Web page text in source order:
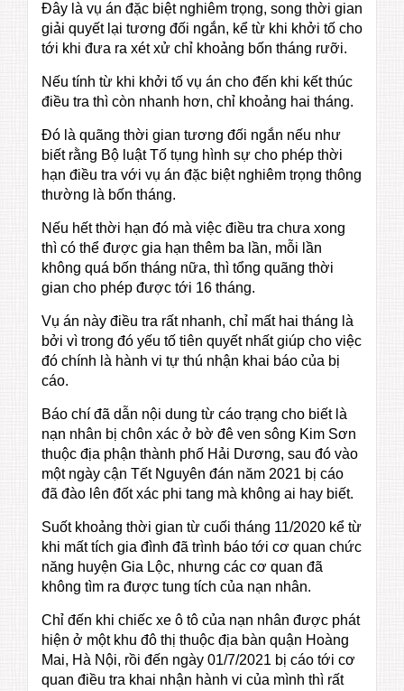
Đây là vụ án đặc biệt nghiêm trọng, song thời gian
giải quyết lại tương đối ngắn, kể từ khi khởi tố cho
tới khi đưa ra xét xử chỉ khoảng bốn tháng rưỡi.
Nếu tính từ khi khởi tố vụ án cho đến khi kết thúc
điều tra thì còn nhanh hơn, chỉ khoảng hai tháng.
Đó là quãng thời gian tương đối ngắn nếu như
biết rằng Bộ luật Tố tụng hình sự cho phép thời
hạn điều tra với vụ án đặc biệt nghiêm trọng thông
thường là bốn tháng.
Nếu hết thời hạn đó mà việc điều tra chưa xong
thì có thể được gia hạn thêm ba lần, mỗi lần
không quá bốn tháng nữa, thì tổng quãng thời
gian cho phép được tới 16 tháng.
Vụ án này điều tra rất nhanh, chỉ mất hai tháng là
bởi vì trong đó yếu tố tiên quyết nhất giúp cho việc
đó chính là hành vi tự thú nhận khai báo của bị
cáo.
Báo chí đã dẫn nội dung từ cáo trạng cho biết là
nạn nhân bị chôn xác ở bờ đê ven sông Kim Sơn
thuộc địa phận thành phố Hải Dương, sau đó vào
một ngày cận Tết Nguyên đán năm 2021 bị cáo
đã đào lên đốt xác phi tang mà không ai hay biết.
Suốt khoảng thời gian từ cuối tháng 11/2020 kể từ
khi mất tích gia đình đã trình báo tới cơ quan chức
năng huyện Gia Lộc, nhưng các cơ quan đã
không tìm ra được tung tích của nạn nhân.
Chỉ đến khi chiếc xe ô tô của nạn nhân được phát
hiện ở một khu đô thị thuộc địa bàn quận Hoàng
Mai, Hà Nội, rồi đến ngày 01/7/2021 bị cáo tới cơ
quan điều tra khai nhận hành vi của mình thì rất